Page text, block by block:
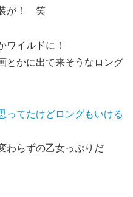
が！ 笑
ワイルドに！
とかに出て来そうなロング
ってたけどロングもいける
わらずの乙女っぷり だ